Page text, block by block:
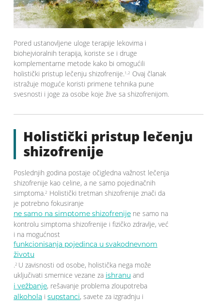
Pored ustanovljene uloge terapije lekovima i
biohejvioralnih terapija, koriste se i druge
komplementarne metode kako bi omogućili
holistički pristup lečenju shizofrenije.1,2 Ovaj članak
istražuje moguće koristi primene tehnika pune
svesnosti i joge za osobe koje žive sa shizofrenijom.
Holistički pristup lečenju
shizofrenije
Poslednjih godina postaje očigledna važnost lečenja
shizofrenije kao celine, a ne samo pojedinačnih
simptoma.2 Holistički tretman shizofrenije znači da
je potrebno fokusiranje
ne samo na simptome shizofrenije ne samo na
kontrolu simptoma shizofrenije i fizičko zdravlje, već
i na mogućnost
funkcionisanja pojedinca u svakodnevnom
životu
.2 U zavisnosti od osobe, holistička nega može
uključivati smernice vezane za ishranu and
i vežbanje, rešavanje problema zloupotreba
alkohola i supstanci, savete za izgradnju i